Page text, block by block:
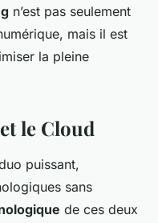
n’est pas seulement
mais il est
la pleine
le Cloud
puissant,
sans
de ces deux